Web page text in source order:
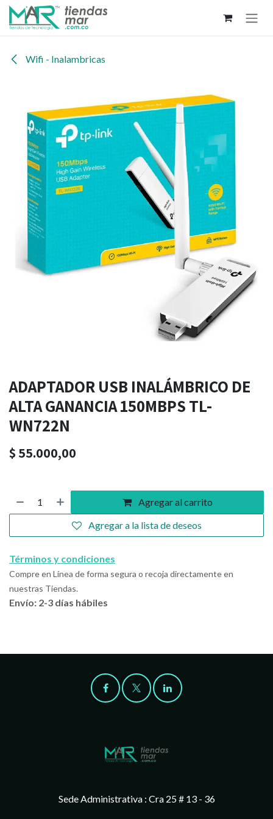
Ir al contenido
Wifi - Inalambricas
ADAPTADOR USB INALÁMBRICO DE
ALTA GANANCIA 150MBPS TL-
WN722N
$ 55.000,00
Agregar al carrito
Agregar a la lista de deseos
Términos y condiciones
Compre en Línea de forma segura o recoja directamente en
nuestras Tiendas.
Envío: 2-3 días hábiles
Sede Administrativa : Cra 25 # 13 - 36